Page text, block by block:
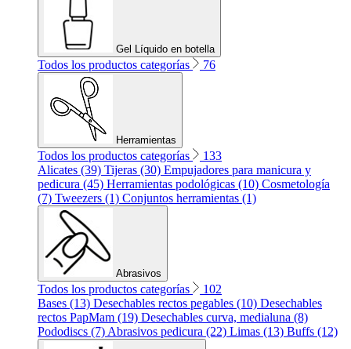
Gel Líquido en botella
Todos los productos categorías 76
Herramientas
Todos los productos categorías
133
Alicates (39) Tijeras (30) Empujadores para manicura y
pedicura (45) Herramientas podológicas (10) Cosmetología
(7) Tweezers (1) Conjuntos herramientas (1)
Abrasivos
Todos los productos categorías
102
Bases (13) Desechables rectos pegables (10) Desechables
rectos PapMam (19) Desechables curva, medialuna (8)
Pododiscs (7) Abrasivos pedicura (22) Limas (13) Buffs (12)